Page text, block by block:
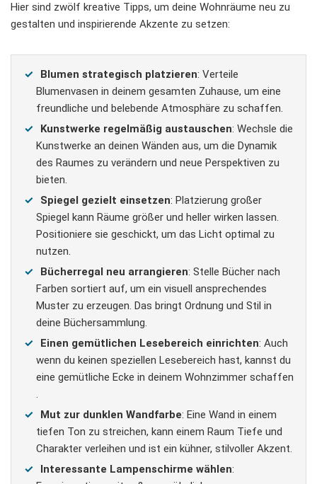
Hier sind zwölf kreative Tipps, um deine Wohnräume neu zu
gestalten und inspirierende Akzente zu setzen:
Blumen strategisch platzieren: Verteile
Blumenvasen in deinem gesamten Zuhause, um eine
freundliche und belebende Atmosphäre zu schaffen.
Kunstwerke regelmäßig austauschen: Wechsle die
Kunstwerke an deinen Wänden aus, um die Dynamik
des Raumes zu verändern und neue Perspektiven zu
bieten​.
Spiegel gezielt einsetzen: Platzierung großer
Spiegel kann Räume größer und heller wirken lassen.
Positioniere sie geschickt, um das Licht optimal zu
nutzen​.
Bücherregal neu arrangieren: Stelle Bücher nach
Farben sortiert auf, um ein visuell ansprechendes
Muster zu erzeugen. Das bringt Ordnung und Stil in
deine Büchersammlung.
Einen gemütlichen Lesebereich einrichten: Auch
wenn du keinen speziellen Lesebereich hast, kannst du
eine gemütliche Ecke in deinem Wohnzimmer schaffen​
.
Mut zur dunklen Wandfarbe: Eine Wand in einem
tiefen Ton zu streichen, kann einem Raum Tiefe und
Charakter verleihen und ist ein kühner, stilvoller Akzent.
Interessante Lampenschirme wählen: